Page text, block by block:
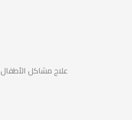
علاج مشاكل الأطفال